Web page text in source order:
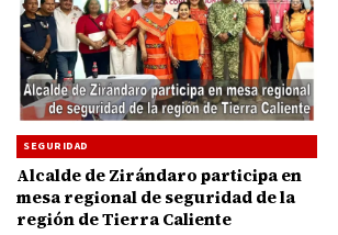
SEGURIDAD
Alcalde de Zirándaro participa en
mesa regional de seguridad de la
región de Tierra Caliente